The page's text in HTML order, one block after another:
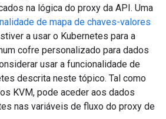
na lógica do proxy da API. Uma
de mapa de chaves-valores
a usar o Kubernetes para a
cofre personalizado para dados
usar a funcionalidade de
descrita neste tópico. Tal como
KVM, pode aceder aos dados
nas variáveis de fluxo do proxy de